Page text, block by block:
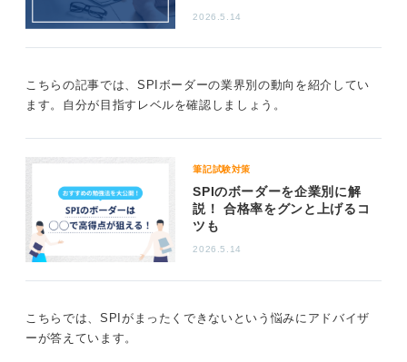
定」です。
破するための近道です。
0
2026.5.14
こちらの記事では、SPIボーダーの業界別の動向を紹介してい
ます。自分が目指すレベルを確認しましょう。
筆記試験対策
SPIのボーダーを企業別に解
説！ 合格率をグンと上げるコ
ツも
2026.5.14
こちらでは、SPIがまったくできないという悩みにアドバイザ
ーが答えています。